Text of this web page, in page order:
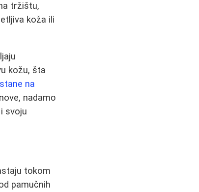
tržištu,
koža ili
kožu, šta
na
nadamo
svoju
tokom
pamučnih